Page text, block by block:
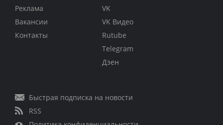
Реклама
Вакансии
Контакты
VK
VK Видео
Rutube
Telegram
Дзен
Быстрая подписка на новости
RSS